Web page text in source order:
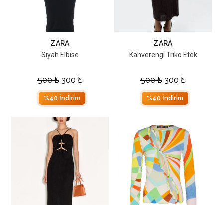
ZARA
Siyah Elbise
500₺ 300 ₺
%40 İndirim
ZARA
Kahverengi Triko Etek
500₺ 300 ₺
%40 İndirim